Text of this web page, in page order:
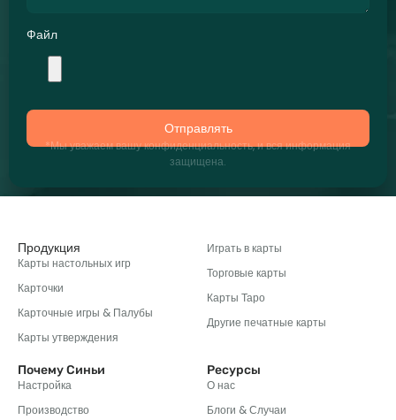
Файл
Отправлять
*Мы уважаем вашу конфиденциальность, и вся информация
защищена.
Продукция
Карты настольных игр
Карточки
Карточные игры & Палубы
Карты утверждения
Играть в карты
Торговые карты
Карты Таро
Другие печатные карты
Почему Синьи
Настройка
Производство
Ресурсы
О нас
Блоги & Случаи